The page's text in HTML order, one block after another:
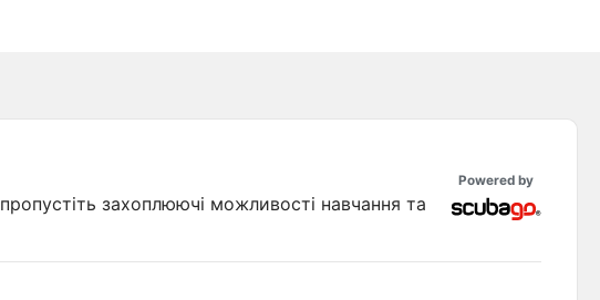
захоплюючі можливості навчання та
Powered by